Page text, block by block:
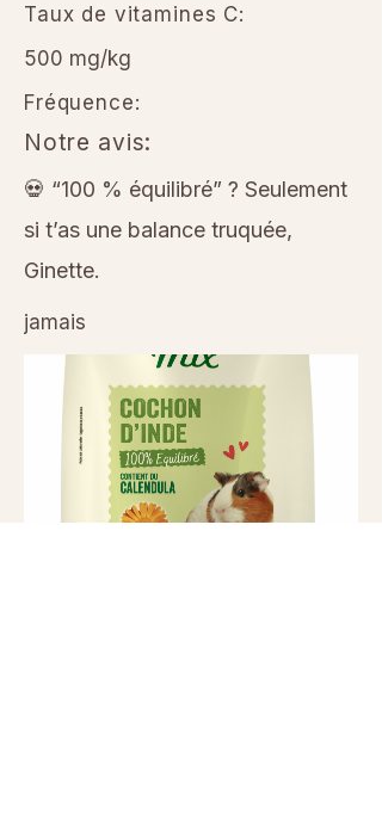
Taux de vitamines C:
500 mg/kg
Fréquence:
Notre avis:
💀 “100 % équilibré” ? Seulement
si t’as une balance truquée,
Ginette.
jamais